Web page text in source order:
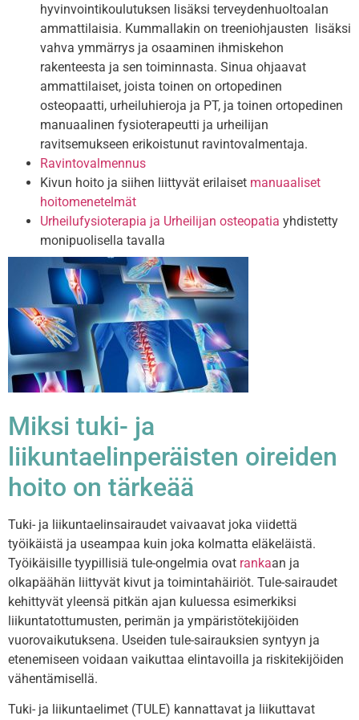
hyvinvointikoulutuksen lisäksi terveydenhuoltoalan
ammattilaisia. Kummallakin on treeniohjausten lisäksi
vahva ymmärrys ja osaaminen ihmiskehon
rakenteesta ja sen toiminnasta. Sinua ohjaavat
ammattilaiset, joista toinen on ortopedinen
osteopaatti, urheiluhieroja ja PT, ja toinen ortopedinen
manuaalinen fysioterapeutti ja urheilijan
ravitsemukseen erikoistunut ravintovalmentaja.
Ravintovalmennus
Kivun hoito ja siihen liittyvät erilaiset manuaaliset
hoitomenetelmät
Urheilufysioterapia ja Urheilijan osteopatia yhdistetty
monipuolisella tavalla
Miksi tuki- ja
liikuntaelinperäisten oireiden
hoito on tärkeää
Tuki- ja liikuntaelinsairaudet vaivaavat joka viidettä
työikäistä ja useampaa kuin joka kolmatta eläkeläistä.
Työikäisille tyypillisiä tule-ongelmia ovat rankaan ja
olkapäähän liittyvät kivut ja toimintahäiriöt. Tule-sairaudet
kehittyvät yleensä pitkän ajan kuluessa esimerkiksi
liikuntatottumusten, perimän ja ympäristötekijöiden
vuorovaikutuksena. Useiden tule-sairauksien syntyyn ja
etenemiseen voidaan vaikuttaa elintavoilla ja riskitekijöiden
vähentämisellä.
Tuki- ja liikuntaelimet (TULE) kannattavat ja liikuttavat